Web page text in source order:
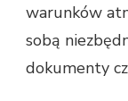
warunków
sobą
dokumenty